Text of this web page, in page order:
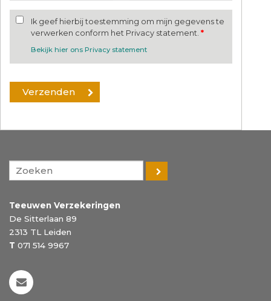
Ik geef hierbij toestemming om mijn gegevens te
verwerken conform het Privacy statement. *
Bekijk hier ons Privacy statement
Teeuwen Verzekeringen
De Sitterlaan 89
2313 TL Leiden
T 071 514 9967